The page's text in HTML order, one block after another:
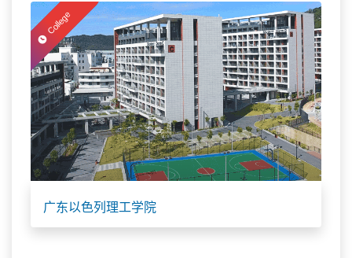
College
广东以色列理工学院